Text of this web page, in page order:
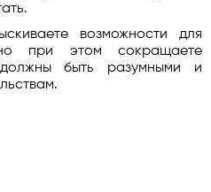
возможности для
при этом сокращаете
быть разумными и